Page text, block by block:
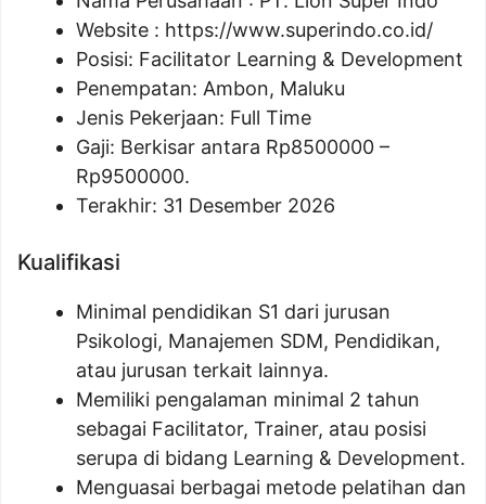
Website : https://www.superindo.co.id/
Posisi: Facilitator Learning & Development
Penempatan: Ambon, Maluku
Jenis Pekerjaan: Full Time
Gaji: Berkisar antara Rp8500000 –
Rp9500000.
Terakhir: 31 Desember 2026
Kualifikasi
Minimal pendidikan S1 dari jurusan
Psikologi, Manajemen SDM, Pendidikan,
atau jurusan terkait lainnya.
Memiliki pengalaman minimal 2 tahun
sebagai Facilitator, Trainer, atau posisi
serupa di bidang Learning & Development.
Menguasai berbagai metode pelatihan dan